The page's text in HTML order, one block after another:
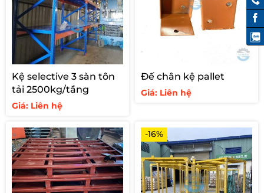
Kệ selective 3 sàn tôn
tải 2500kg/tầng
Giá: Liên hệ
Đế chân kệ pallet
Giá: Liên hệ
-16%